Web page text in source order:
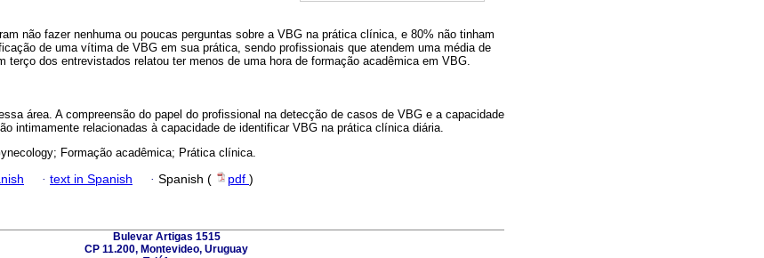
não fazer nenhuma ou poucas perguntas sobre a VBG na prática clínica, e 80% não tinham
de uma vítima de VBG em sua prática, sendo profissionais que atendem uma média de
terço dos entrevistados relatou ter menos de uma hora de formação acadêmica em VBG.
área. A compreensão do papel do profissional na detecção de casos de VBG e a capacidade
intimamente relacionadas à capacidade de identificar VBG na prática clínica diária.
Formação acadêmica; Prática clínica.
· text in Spanish · Spanish ( pdf )
Bulevar Artigas 1515
CP 11.200, Montevideo, Uruguay